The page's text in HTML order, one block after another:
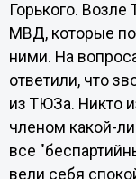
Горького.
МВД, которые
ними. На
ответили, что
из ТЮЗа. Никто
членом какой-
все
вели себя